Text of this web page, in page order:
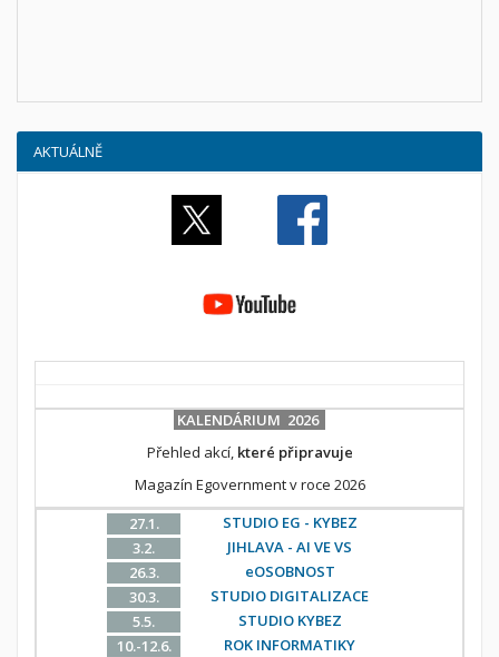
AKTUÁLNĚ
KALENDÁRIUM 2026
Přehled akcí, které připravuje
Magazín Egovernment v roce 2026
27.1.
STUDIO EG - KYBEZ
3.2.
JIHLAVA - AI VE VS
26.3.
eOSOBNOST
30.3.
STUDIO DIGITALIZACE
5.5.
STUDIO KYBEZ
10.-12.6.
ROK INFORMATIKY